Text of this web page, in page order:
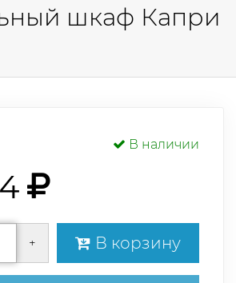
шкаф Капри
В наличии
+ В корзину